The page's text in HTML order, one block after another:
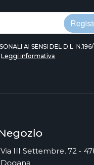
AI SENSI DEL D.L.
Leggi informativa
Via III Settembre, 72 -
Dogana